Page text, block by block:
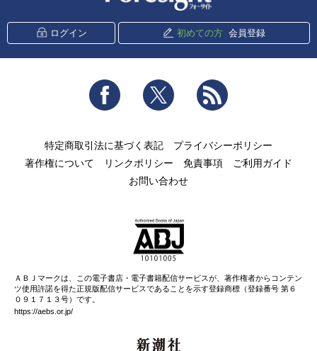
ログイン 初めての方 会員登録
Facebook Twitter
特定商取引法に基づく表記
プライバシーポリシー
著作権について
リンクポリシー 免責事項
ご利用ガイド
お問い合わせ
ＡＢＪマークは、この電子書店・電子書籍配信サービスが、著作権者からコンテン
ツ使用許諾を得た正規版配信サービスであることを示す登録商標（登録番号 第６
０９１７１３号）です。
https://aebs.or.jp/